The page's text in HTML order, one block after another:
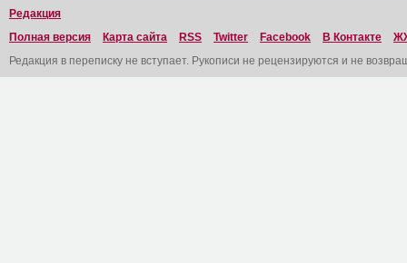
Редакция
Полная версия
Карта сайта RSS Twitter Facebook В Контакте
Редакция в переписку не вступает. Рукописи не рецензируются и не